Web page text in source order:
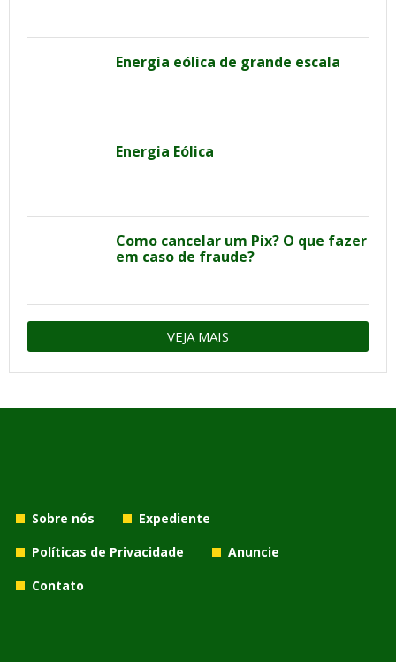
Energia eólica de grande escala
Energia Eólica
Como cancelar um Pix? O que fazer
em caso de fraude?
VEJA MAIS
Sobre nós
Expediente
Políticas de Privacidade
Anuncie
Contato